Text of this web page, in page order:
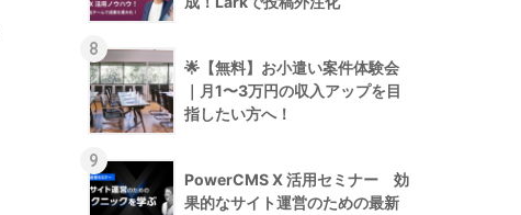
8
🌟【無料】お小遣い案件体験会
｜月1〜3万円の収入アップを目
指したい方へ！
9
PowerCMS X 活用セミナー 効
果的なサイト運営のための最新